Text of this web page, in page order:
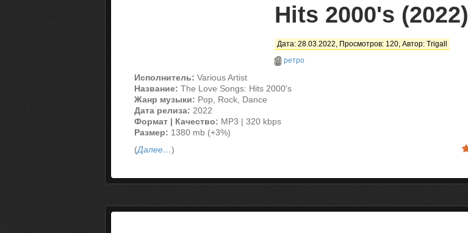
Hits 2000's (2022)
Дата: 28.03.2022, Просмотров: 120, Автор: Trigall
ретро
Исполнитель: Various Artist
Название: The Love Songs: Hits 2000's
Жанр музыки: Pop, Rock, Dance
Дата релиза: 2022
Формат | Качество: MP3 | 320 kbps
Размер: 1380 mb (+3%)
(Далее…)